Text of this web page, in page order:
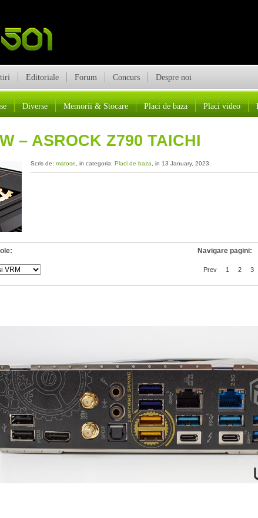
Editoriale Forum Concurs Despre noi
Diverse Memorii & Stocare Placi de baza Placi video
– ASROCK Z790 TAICHI
Scris de: matose , in categoria: Placi de baza , in 13 January, 2023.
Navigare pagini:
Prev 1 2 3